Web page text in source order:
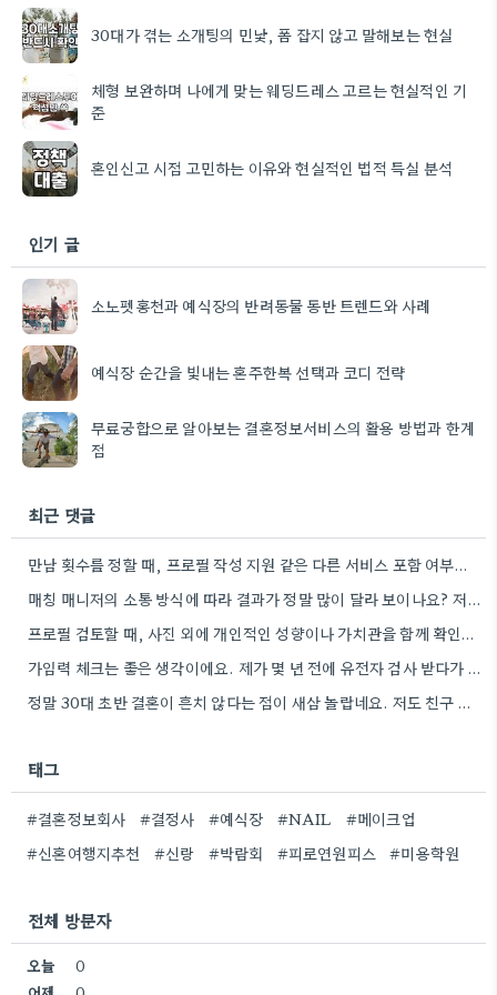
30대가 겪는 소개팅의 민낯, 폼 잡지 않고 말해보는 현실
체형 보완하며 나에게 맞는 웨딩드레스 고르는 현실적인 기
준
혼인신고 시점 고민하는 이유와 현실적인 법적 득실 분석
인기 글
소노펫홍천과 예식장의 반려동물 동반 트렌드와 사례
예식장 순간을 빛내는 혼주한복 선택과 코디 전략
무료궁합으로 알아보는 결혼정보서비스의 활용 방법과 한계
점
최근 댓글
만남 횟수를 정할 때, 프로필 작성 지원 같은 다른 서비스 포함 여부도 꼼꼼히 확인하는 게…
매칭 매니저의 소통 방식에 따라 결과가 정말 많이 달라 보이나요? 저는 솔직히 꼼꼼하게 확인하는 게…
프로필 검토할 때, 사진 외에 개인적인 성향이나 가치관을 함께 확인하는 것이 중요하네요. 저는 그런 부분까지…
가임력 체크는 좋은 생각이에요. 제가 몇 년 전에 유전자 검사 받다가 결과 때문에 좀 당황했었거든요.
정말 30대 초반 결혼이 흔치 않다는 점이 새삼 놀랍네요. 저도 친구 부부가 35살에 결혼했는데, 그때는…
태그
#결혼정보회사 #결정사 #예식장 #NAIL
#메이크업
#신혼여행지추천
#신랑 #박람회 #피로연원피스 #미용학원
전체 방문자
오늘
0